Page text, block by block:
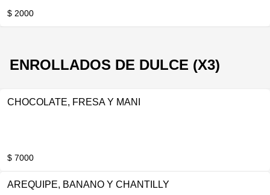
$ 2000
ENROLLADOS DE DULCE (X3)
CHOCOLATE, FRESA Y MANI
$ 7000
AREQUIPE, BANANO Y CHANTILLY